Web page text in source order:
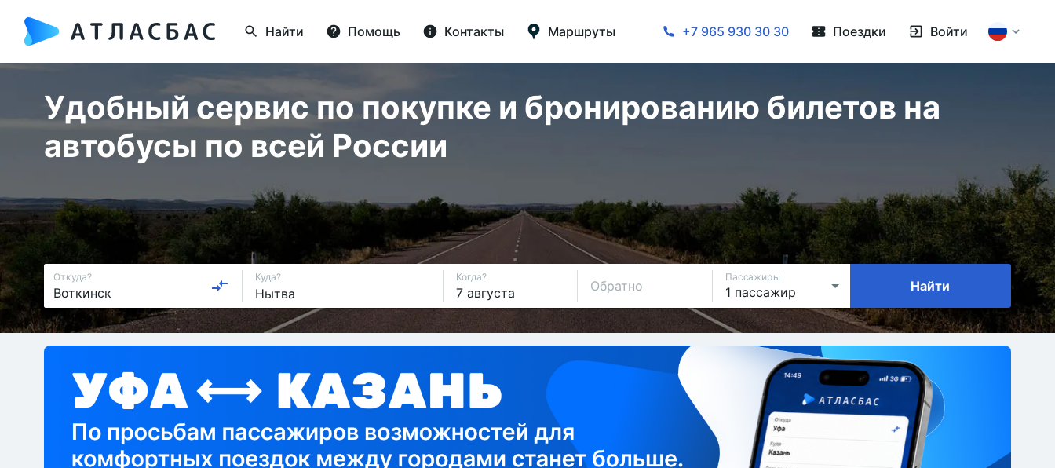
Найти Помощь Контакты Маршруты +7 965 930 30 30 Поездки Войти
Удобный сервис по покупке и бронированию билетов на
автобусы по всей России
Откуда? Куда? Когда?
Обратно
Пассажиры
Найти